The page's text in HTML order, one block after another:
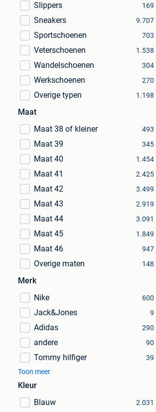
Slippers 169
Sneakers 9.707
Sportschoenen 703
Veterschoenen 1.538
Wandelschoenen 304
Werkschoenen 270
Overige typen 1.198
Maat
Maat 38 of kleiner
493
Maat 39 345
Maat 40 1.454
Maat 41 2.425
Maat 42 3.499
Maat 43 2.919
Maat 44 3.091
Maat 45 1.849
Maat 46 947
Overige maten 148
Merk
Nike
600
Jack&Jones 9
Adidas 290
andere 90
Tommy hilfiger
39
Toon meer
Kleur
Blauw
2.031